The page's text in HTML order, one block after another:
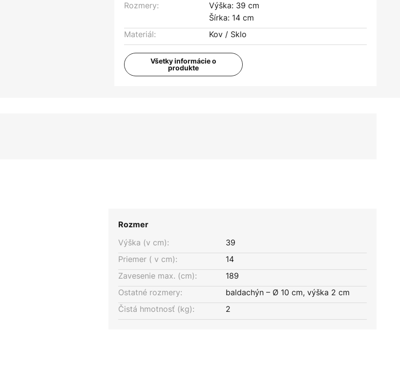
Rozmery:
Výška: 39 cm
Šírka: 14 cm
Materiál:
Kov / Sklo
Všetky informácie o
produkte
Rozmer
Výška (v cm):
39
Priemer ( v cm):
14
Zavesenie max. (cm):
189
Ostatné rozmery:
baldachýn – Ø 10 cm, výška 2 cm
Čistá hmotnosť (kg):
2